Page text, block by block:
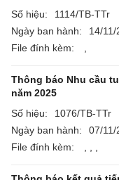
Số hiệu:
1114/TB-TTr
Ngày ban hành:
14/11/
File đính kèm:
Thông báo Nhu cầu
năm 2025
Số hiệu:
1076/TB-TTr
Ngày ban hành:
07/11/
File đính kèm: